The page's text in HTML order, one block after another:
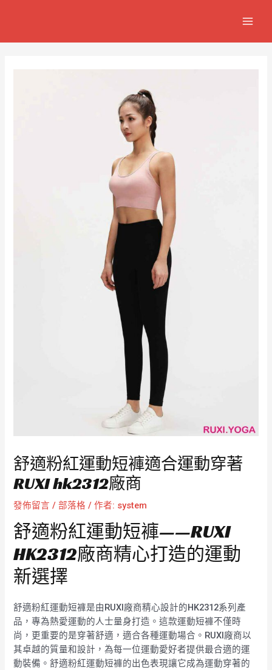
舒適粉紅運動短褲適合運動穿著
RUXI hk2312廠商
發佈留言 /部落格 / 作者: system
舒適粉紅運動短褲——RUXI
HK2312廠商精心打造的運動
新選擇
舒適粉紅運動短褲是由RUXI廠商精心設計的HK2312系列產
品，專為熱愛運動的人士量身打造。這款運動短褲不僅時
尚，更重要的是穿著舒適，適合各種運動場合。RUXI廠商以
其卓越的質量和設計，為每一位運動愛好者提供最合適的運
動裝備。舒適粉紅運動短褲的出色表現讓它成為運動穿著的